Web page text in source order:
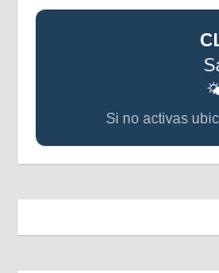
Si no activas